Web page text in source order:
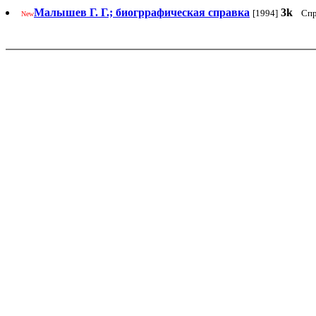
NewМалышев Г. Г.; биогррафическая справка [1994] 3k